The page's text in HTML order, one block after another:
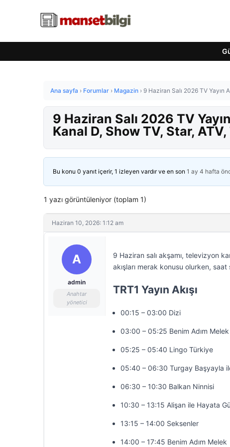
Ana sayfa › Forumlar › Magazin › 9 Haziran Salı 2026 TV Yayın
9 Haziran Salı 2026 TV
Kanal D, Show TV, Star,
Bu konu 0 yanıt içerir, 1 izleyen vardır ve en son 1 ay 4 hafta
1 yazı görüntüleniyor (toplam 1)
Haziran 10, 2026: 1:12 am
A
admin
Anahtar
yönetici
9 Haziran salı akşamı, televizyon
akışları merak konusu olurken,
TRT1 Yayın Akışı
00:15 – 03:00 Dizi
03:00 – 05:25 Benim Adım Melek
05:25 – 05:40 Lingo Türkiye
05:40 – 06:30 Turgay Başyayla
06:30 – 10:30 Balkan Ninnisi
10:30 – 13:15 Alişan ile Hayata
13:15 – 14:00 Seksenler
14:00 – 17:45 Benim Adım Melek